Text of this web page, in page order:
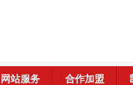
网站服务 合作加盟